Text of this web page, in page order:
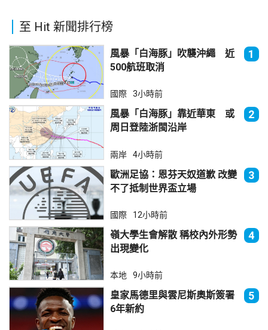
至 Hit 新聞排行榜
風暴「白海豚」吹襲沖繩 近
500航班取消
1
國際 3小時前
風暴「白海豚」靠近華東 或
周日登陸浙閩沿岸
2
兩岸 4小時前
歐洲足協：恩芬天奴道歉 改變
不了抵制世界盃立場
3
國際 12小時前
嶺大學生會解散 稱校內外形勢
出現變化
4
本地 9小時前
皇家馬德里與雲尼斯奧斯簽署
6年新約
5